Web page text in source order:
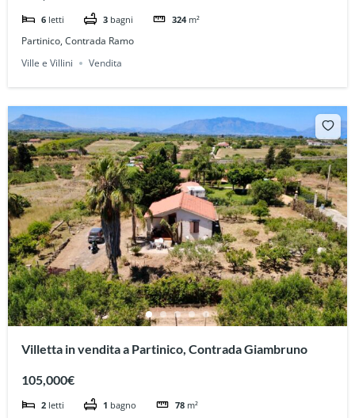
6 letti 3 bagni 324 m²
Partinico, Contrada Ramo
Ville e Villini
Vendita
Villetta in vendita a Partinico, Contrada Giambruno
105,000€
2 letti 1 bagno 78 m²